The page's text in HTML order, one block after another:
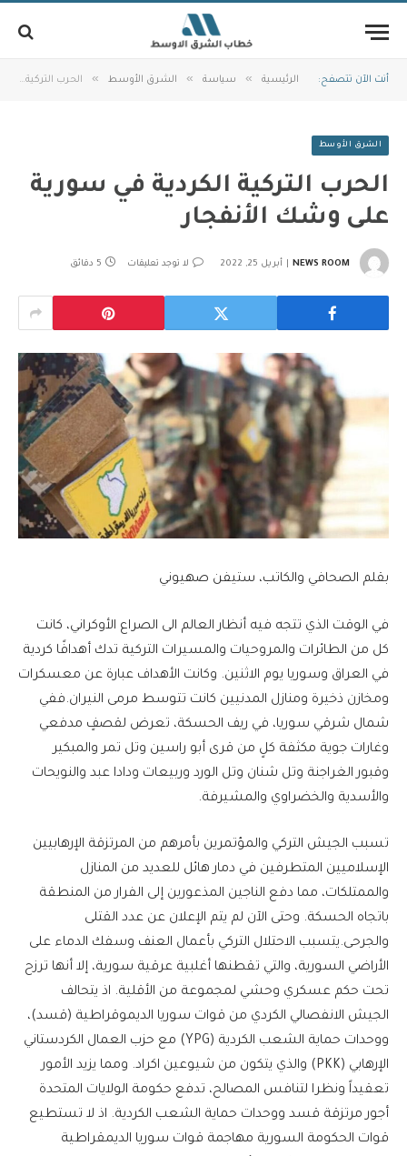
أنت الآن تتصفح: الرئيسية » سياسة » الشرق الأوسط » الحرب التركية الكردية في سورية على وشك الأنفجار
الشرق الأوسط
الحرب التركية الكردية في سورية
على وشك الأنفجار
NEWS ROOM أبريل 25, 2022 لا توجد تعليقات 5 دقائق
بقلم الصحافي والكاتب، ستيفن صهيوني
في الوقت الذي تتجه فيه أنظار العالم الى الصراع الأوكراني، كانت
كل من الطائرات والمروحيات والمسيرات التركية تدك أهدافًا كردية
في العراق وسوريا يوم الاثنين. وكانت الأهداف عبارة عن معسكرات
ومخازن ذخيرة ومنازل المدنيين كانت تتوسط مرمى النيران.ففي
شمال شرقي سوريا، في ريف الحسكة، تعرض لقصفٍ مدفعي
وغارات جوية مكثفة كلٍ من قرى أبو راسين وتل تمر والمبكير
وقبور الغراجنة وتل شنان وتل الورد وربيعات ودادا عبد والنويحات
والأسدية والخضراوي والمشيرفة.
تسبب الجيش التركي والمؤتمرين بأمرهم من المرتزقة الإرهابيين
الإسلاميين المتطرفين في دمار هائل للعديد من المنازل
والممتلكات، مما دفع الناجين المذعورين إلى الفرار من المنطقة
باتجاه الحسكة. وحتى الآن لم يتم الإعلان عن عدد القتلى
والجرحى.يتسبب الاحتلال التركي بأعمال العنف وسفك الدماء على
الأراضي السورية، والتي تقطنها أغلبية عرقية سورية، إلا أنها ترزح
تحت حكم عسكري وحشي لمجموعة من الأقلية. اذ يتحالف
الجيش الانفصالي الكردي من قوات سوريا الديموقراطية (قسد)،
ووحدات حماية الشعب الكردية (YPG) مع حزب العمال الكردستاني
الإرهابي (PKK) والذي يتكون من شيوعين اكراد. ومما يزيد الأمور
تعقيداً ونظرا لتنافس المصالح، تدفع حكومة الولايات المتحدة
أجور مرتزقة قسد ووحدات حماية الشعب الكردية. اذ لا تستطيع
قوات الحكومة السورية مهاجمة قوات سوريا الديمقراطية